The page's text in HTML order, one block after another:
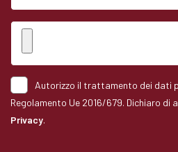
Allega CV
Autorizzo il trattamento dei dati
Regolamento Ue 2016/679. Dichiaro di
Privacy.